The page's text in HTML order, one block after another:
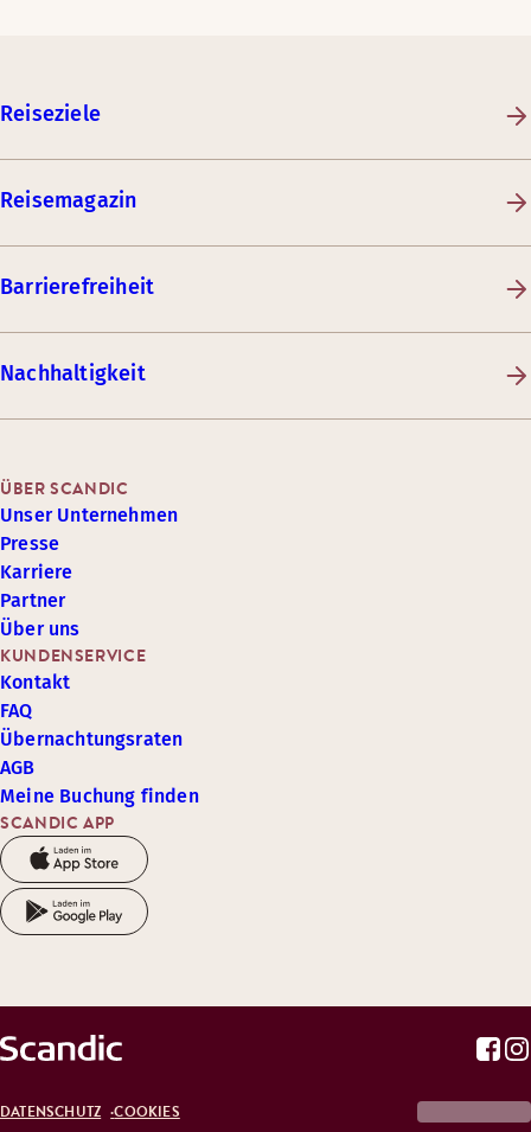
Reiseziele
Reisemagazin
Barrierefreiheit
Nachhaltigkeit
SCANDIC APP
KUNDENSERVICE
Kontakt
FAQ
Übernachtungsraten
AGB
Meine Buchung finden
ÜBER SCANDIC
Unser Unternehmen
Presse
Karriere
Partner
Über uns
DATENSCHUTZ COOKIES